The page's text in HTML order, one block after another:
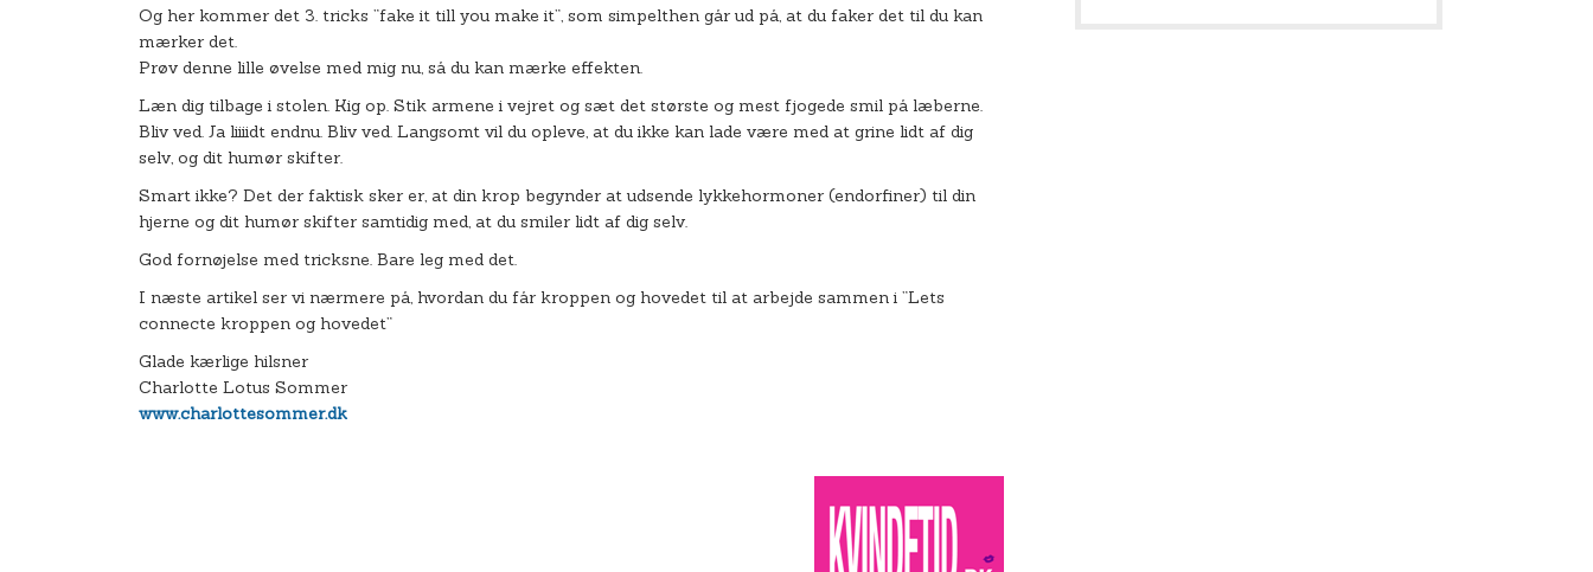
Og her kommer det 3. tricks ”fake it till you make it”, som simpelthen går ud på, at du faker det til du kan
mærker det.
Prøv denne lille øvelse med mig nu, så du kan mærke effekten.
Læn dig tilbage i stolen. Kig op. Stik armene i vejret og sæt det største og mest fjogede smil på læberne.
Bliv ved. Ja liiiidt endnu. Bliv ved. Langsomt vil du opleve, at du ikke kan lade være med at grine lidt af dig
selv, og dit humør skifter.
Smart ikke? Det der faktisk sker er, at din krop begynder at udsende lykkehormoner (endorfiner) til din
hjerne og dit humør skifter samtidig med, at du smiler lidt af dig selv.
God fornøjelse med tricksne. Bare leg med det.
I næste artikel ser vi nærmere på, hvordan du får kroppen og hovedet til at arbejde sammen i ”Lets
connecte kroppen og hovedet”
Glade kærlige hilsner
Charlotte Lotus Sommer
www.charlottesommer.dk